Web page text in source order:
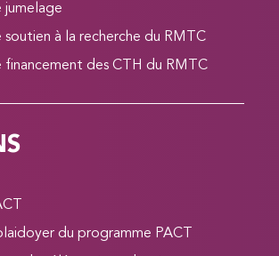
jumelage
soutien à la recherche du RMTC
financement des CTH du RMTC
du programme PACT